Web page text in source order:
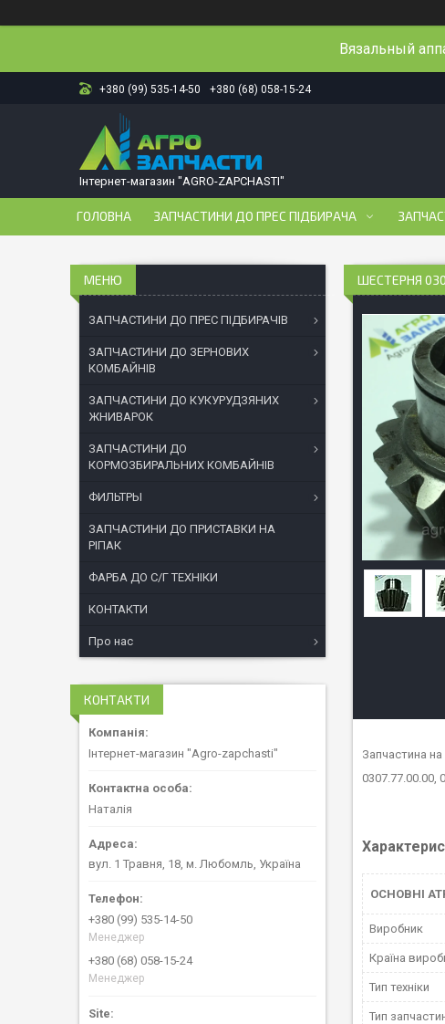
Вязальный
+380 (99) 535-14-50 +380 (68) 058-15-24
Інтернет-магазин "AGRO-ZAPCHASTI"
ГОЛОВНА ЗАПЧАСТИНИ ДО ПРЕС ПІДБИРАЧА
ШЕСТЕРНЯ
Запчастина на
0307.77.00.00,
ОСНОВНІ
Виробник
Країна
Тип техніки
Тип
ЗАПЧАСТИНИ ДО ПРЕС ПІДБИРАЧІВ
ЗАПЧАСТИНИ ДО ЗЕРНОВИХ
КОМБАЙНІВ
ЗАПЧАСТИНИ ДО КУКУРУДЗЯНИХ
ЖНИВАРОК
ЗАПЧАСТИНИ ДО
КОРМОЗБИРАЛЬНИХ КОМБАЙНІВ
ФИЛЬТРЫ
ЗАПЧАСТИНИ ДО ПРИСТАВКИ НА
РІПАК
ФАРБА ДО С/Г ТЕХНІКИ
КОНТАКТИ
Про нас
КОНТАКТИ
Інтернет-магазин "Agro-zapchasti"
Наталія
вул. 1 Травня, 18, м. Любомль, Україна
+380 (99) 535-14-50
Менеджер
+380 (68) 058-15-24
Менеджер